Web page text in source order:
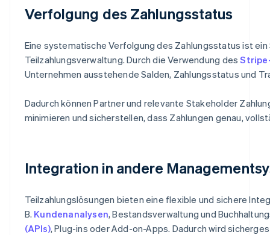
Verfolgung des Zahlungsstatus
Eine systematische Verfolgung des Zahlungsstatus ist
Teilzahlungsverwaltung. Durch die Verwendung des
Unternehmen ausstehende Salden, Zahlungsstatus und
Dadurch können Partner und relevante Stakeholder
minimieren und sicherstellen, dass Zahlungen genau,
Integration in andere
Teilzahlungslösungen bieten eine flexible und sichere
B. Kundenanalysen, Bestandsverwaltung und
(APIs), Plug-ins oder Add-on-Apps. Dadurch wird